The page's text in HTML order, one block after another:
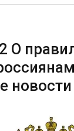
О
новости